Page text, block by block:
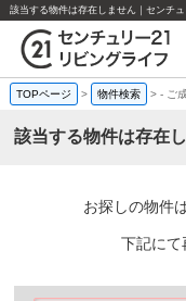
該当する物件は存在しません｜センチ
TOPページ > 物件検索 >- ご
該当する物件は存在
お探しの物件
下記にて